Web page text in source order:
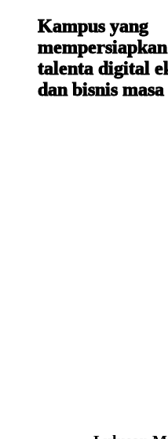
Kampus yang
mempersiapkan
talenta digital
dan bisnis